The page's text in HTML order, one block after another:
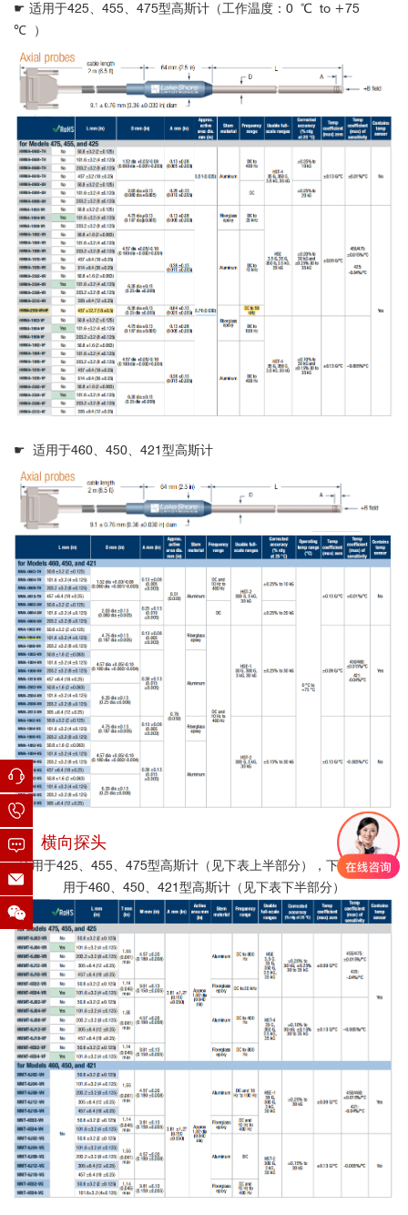
☛ 适用于425、455、475型高斯计（工作温度：0 ℃ to +75
℃
）
☛ 适用于460、450、421型高斯计
2. 横向探头
适用于425、455、475型高斯计（见下表上半部分），下半部分适
用于460、450、421型高斯计 （见下表下半部分）